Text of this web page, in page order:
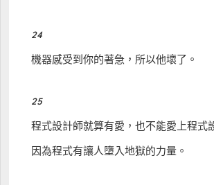
24
機器感受到你的著急，所以他壞了。
25
程式設計師就算有愛，也不能愛上程式
因為程式有讓人墮入地獄的力量。